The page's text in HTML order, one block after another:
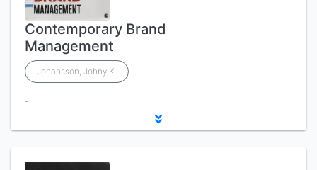
Contemporary Brand
Management
Johansson, Johny K.
-